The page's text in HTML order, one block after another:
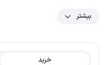
بیشتر
خرید